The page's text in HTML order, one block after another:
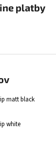
platby
matt black
white